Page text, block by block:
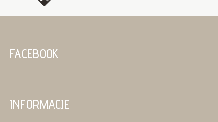
FACEBOOK
INFORMACJE